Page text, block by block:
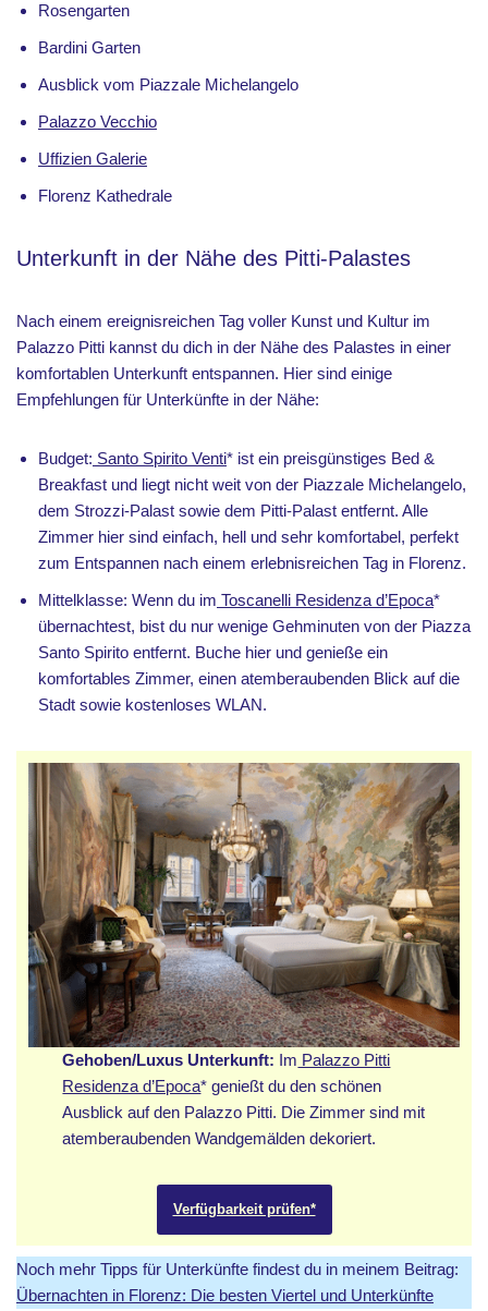
Rosengarten
Bardini Garten
Ausblick vom Piazzale Michelangelo
Palazzo Vecchio
Uffizien Galerie
Florenz Kathedrale
Unterkunft in der Nähe des Pitti-Palastes
Nach einem ereignisreichen Tag voller Kunst und Kultur im
Palazzo Pitti kannst du dich in der Nähe des Palastes in einer
komfortablen Unterkunft entspannen. Hier sind einige
Empfehlungen für Unterkünfte in der Nähe:
Budget: Santo Spirito Venti* ist ein preisgünstiges Bed &
Breakfast und liegt nicht weit von der Piazzale Michelangelo,
dem Strozzi-Palast sowie dem Pitti-Palast entfernt. Alle
Zimmer hier sind einfach, hell und sehr komfortabel, perfekt
zum Entspannen nach einem erlebnisreichen Tag in Florenz.
Mittelklasse: Wenn du im Toscanelli Residenza d’Epoca*
übernachtest, bist du nur wenige Gehminuten von der Piazza
Santo Spirito entfernt. Buche hier und genieße ein
komfortables Zimmer, einen atemberaubenden Blick auf die
Stadt sowie kostenloses WLAN.
Gehoben/Luxus Unterkunft: Im Palazzo Pitti
Residenza d’Epoca* genießt du den schönen
Ausblick auf den Palazzo Pitti. Die Zimmer sind mit
atemberaubenden Wandgemälden dekoriert.
Verfügbarkeit prüfen*
Noch mehr Tipps für Unterkünfte findest du in meinem Beitrag:
Übernachten in Florenz: Die besten Viertel und Unterkünfte